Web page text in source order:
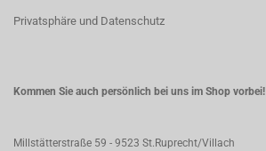
Privatsphäre und Datenschutz
Kommen Sie auch persönlich bei uns im Shop vorbei!
Millstätterstraße 59 - 9523 St.Ruprecht/Villach